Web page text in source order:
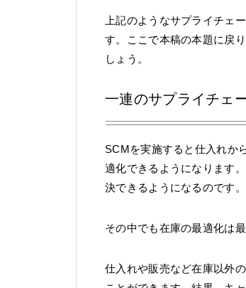
上記のようなサプライチェ
す。ここで本稿の本題に戻
しょう。
一連のサプライチェ
SCMを実施すると仕入れか
適化できるようになります
決できるようになるのです。
その中でも在庫の最適化は
仕入れや販売など在庫以外